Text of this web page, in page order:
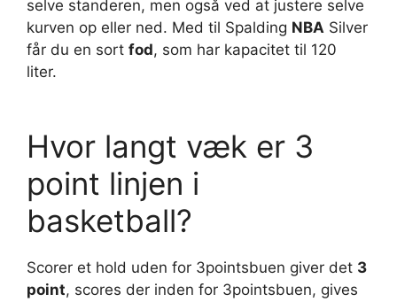
selve standeren, men også ved at justere selve
kurven op eller ned. Med til Spalding NBA Silver
får du en sort fod, som har kapacitet til 120
liter.
Hvor langt væk er 3
point linjen i
basketball?
Scorer et hold uden for 3pointsbuen giver det 3
point, scores der inden for 3pointsbuen, gives